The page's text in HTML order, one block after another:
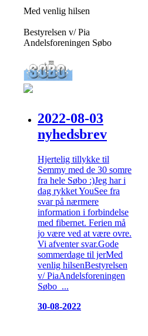
Med venlig hilsen
Bestyrelsen v/ Pia
Andelsforeningen Søbo
2022-08-03
nyhedsbrev
Hjertelig tillykke til
Semmy med de 30 somre
fra hele Søbo :)Jeg har i
dag rykket YouSee fra
svar på nærmere
information i forbindelse
med fibernet. Ferien må
jo være ved at være ovre.
Vi afventer svar.Gode
sommerdage til jerMed
venlig hilsenBestyrelsen
v/ PiaAndelsforeningen
Søbo ...
30-08-2022